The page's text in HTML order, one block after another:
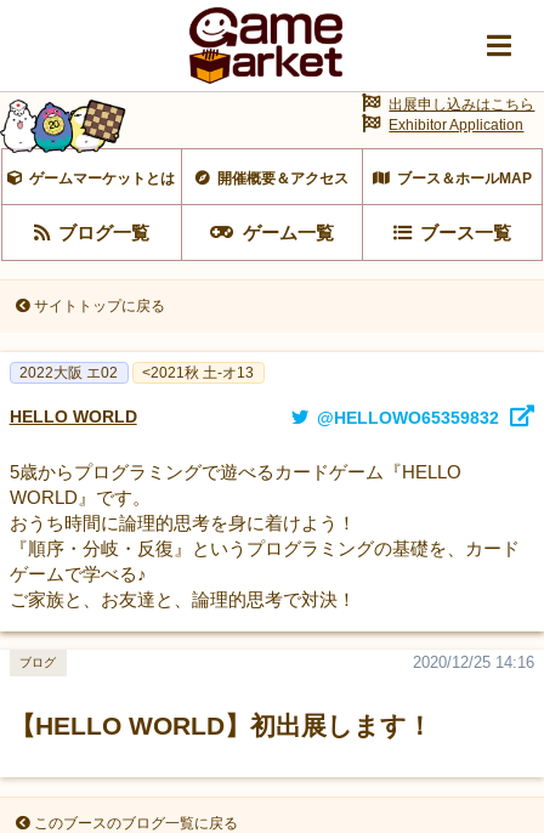
ゲームマーケットとは 開催概要＆アクセス ブース＆ホールMAP
ブログ一覧 ゲーム一覧 ブース一覧
出展申し込みはこちら
Exhibitor Application
サイトトップに戻る
2022大阪 エ02 <2021秋 土-オ13
HELLO WORLD @HELLOWO65359832
5歳からプログラミングで遊べるカードゲーム『HELLO
WORLD』です。
おうち時間に論理的思考を身に着けよう！
『順序・分岐・反復』というプログラミングの基礎を、カード
ゲームで学べる♪
ご家族と、お友達と、論理的思考で対決！
【HELLO WORLD】初出展します！
2020/12/25 14:16
ブログ
このブースのブログ一覧に戻る